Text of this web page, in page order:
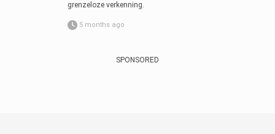
grenzeloze verkenning.
5 months ago
SPONSORED